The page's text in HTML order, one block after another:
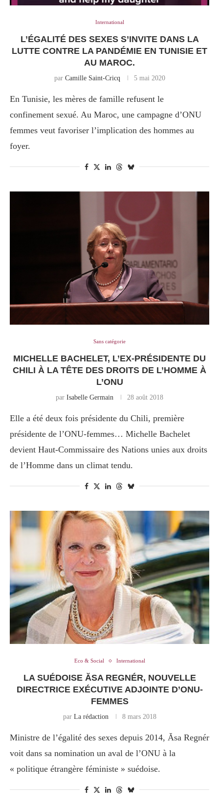
International
L’ÉGALITÉ DES SEXES S’INVITE DANS LA
LUTTE CONTRE LA PANDÉMIE EN TUNISIE ET
AU MAROC.
par Camille Saint-Cricq 5 mai 2020
En Tunisie, les mères de famille refusent le
confinement sexué. Au Maroc, une campagne d’ONU
femmes veut favoriser l’implication des hommes au
foyer.
Sans catégorie
MICHELLE BACHELET, L’EX-PRÉSIDENTE DU
CHILI À LA TÊTE DES DROITS DE L’HOMME À
L’ONU
par Isabelle Germain 28 août 2018
Elle a été deux fois présidente du Chili, première
présidente de l’ONU-femmes… Michelle Bachelet
devient Haut-Commissaire des Nations unies aux droits
de l’Homme dans un climat tendu.
Eco & Social International
LA SUÉDOISE ĂSA REGNÉR, NOUVELLE
DIRECTRICE EXÉCUTIVE ADJOINTE D’ONU-
FEMMES
par La rédaction 8 mars 2018
Ministre de l’égalité des sexes depuis 2014, Ăsa Regnér
voit dans sa nomination un aval de l’ONU à la
« politique étrangère féministe » suédoise.